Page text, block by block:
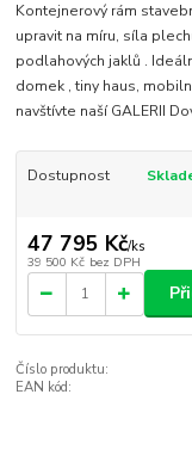
Kontejnerový rám
upravit na míru, síla
podlahových jaklů .
domek , tiny haus,
navštívte naší GALERII
Dostupnost
47 795 Kč/ks
39 500 Kč bez DPH
Číslo produktu:
EAN kód: